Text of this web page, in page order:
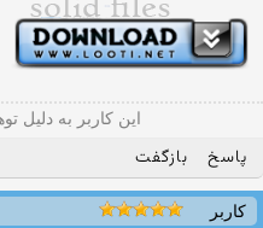
این کاربر به دلیل
پاسخ بازگفت
کاربر